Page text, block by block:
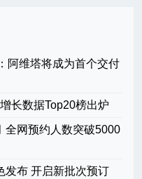
阿维塔将成为首个交付
长数据Top20榜出炉
全网预约人数突破5000
发布 开启新批次预订